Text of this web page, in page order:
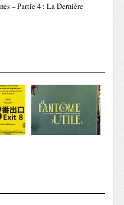
– Partie 4 : La Dernière